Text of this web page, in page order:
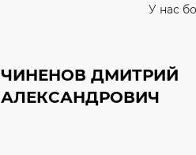
У нас
ЧИНЕНОВ ДМИТРИЙ
АЛЕКСАНДРОВИЧ